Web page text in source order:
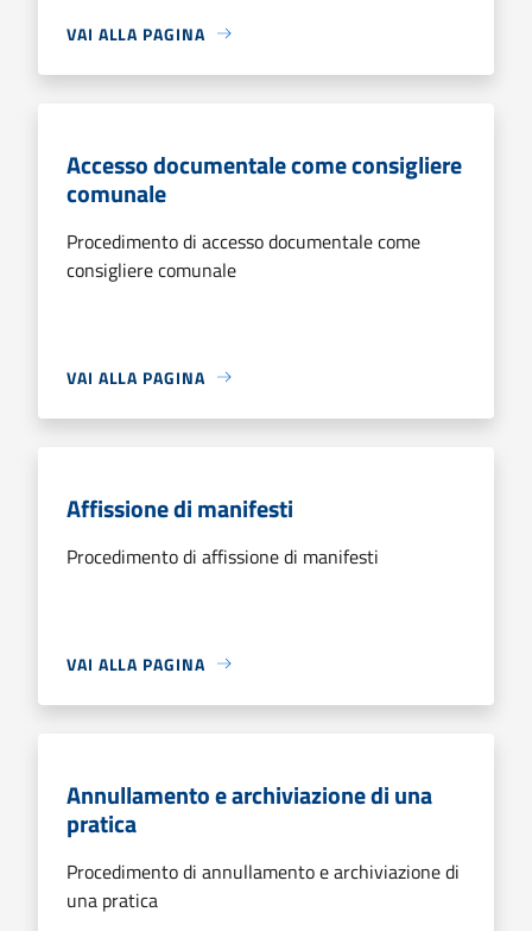
VAI ALLA PAGINA
Accesso documentale come consigliere
comunale
Procedimento di accesso documentale come
consigliere comunale
VAI ALLA PAGINA
Affissione di manifesti
Procedimento di affissione di manifesti
VAI ALLA PAGINA
Annullamento e archiviazione di una
pratica
Procedimento di annullamento e archiviazione di
una pratica